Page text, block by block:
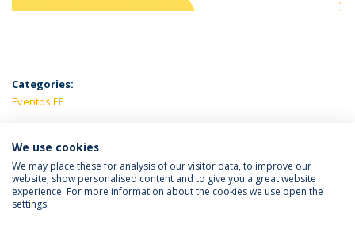
Categories:
Eventos EE
LATEST NEWS
Política de Privacidade
Termos e Condições
We use cookies
We may place these for analysis of our visitor data, to improve our
website, show personalised content and to give you a great website
experience. For more information about the cookies we use open the
settings.